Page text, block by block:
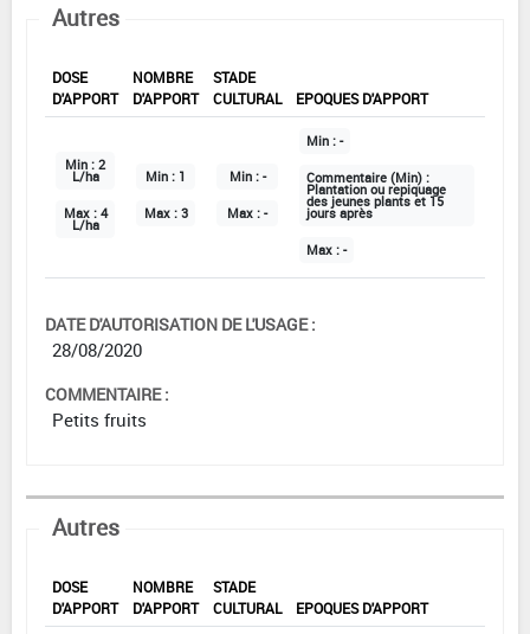
Autres
DOSE
D'APPORT
NOMBRE
D'APPORT
STADE
CULTURAL
EPOQUES D'APPORT
Min : 2
L/ha
Max : 4
L/ha
Min : 1
Max : 3
Min : -
Max : -
Min : -
Commentaire (Min) :
Plantation ou repiquage
des jeunes plants et 15
jours après
Max : -
DATE D'AUTORISATION DE L'USAGE :
28/08/2020
COMMENTAIRE :
Petits fruits
Autres
DOSE
D'APPORT
NOMBRE
D'APPORT
STADE
CULTURAL
EPOQUES D'APPORT